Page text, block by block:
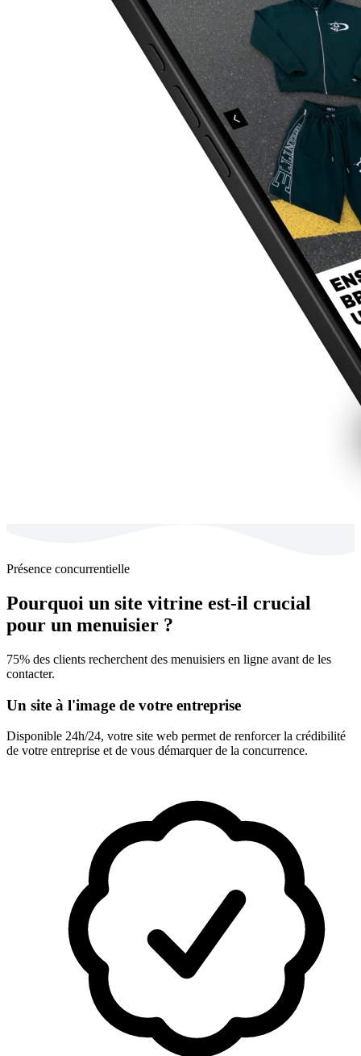
Présence concurrentielle
Pourquoi un site vitrine est-il crucial
pour un menuisier ?
75% des clients recherchent des menuisiers en ligne avant de les
contacter.
Un site à l'image de votre entreprise
Disponible 24h/24, votre site web permet de renforcer la crédibilité
de votre entreprise et de vous démarquer de la concurrence.